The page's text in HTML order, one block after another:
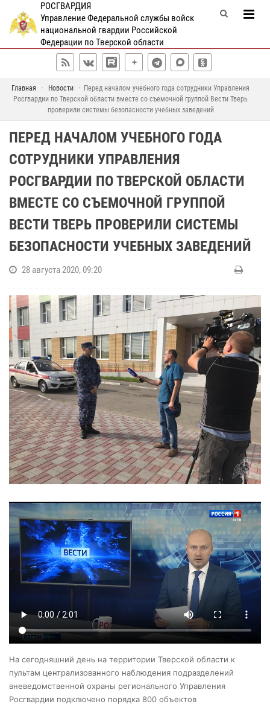
РОСГВАРДИЯ
Управление Федеральной службы войск
национальной гвардии Российской
Федерации по Тверской области
Главная Новости
Перед началом учебного года сотрудники Управления
Росгвардии по Тверской области вместе со съемочной группой Вести Тверь
проверили системы безопасности учебных заведений
ПЕРЕД НАЧАЛОМ УЧЕБНОГО ГОДА
СОТРУДНИКИ УПРАВЛЕНИЯ
РОСГВАРДИИ ПО ТВЕРСКОЙ ОБЛАСТИ
ВМЕСТЕ СО СЪЕМОЧНОЙ ГРУППОЙ
ВЕСТИ ТВЕРЬ ПРОВЕРИЛИ СИСТЕМЫ
БЕЗОПАСНОСТИ УЧЕБНЫХ ЗАВЕДЕНИЙ
28 августа 2020, 09:20
На сегодняшний день на территории Тверской области к
пультам централизованного наблюдения подразделений
вневедомственной охраны регионального Управления
Росгвардии подключено порядка 800 объектов